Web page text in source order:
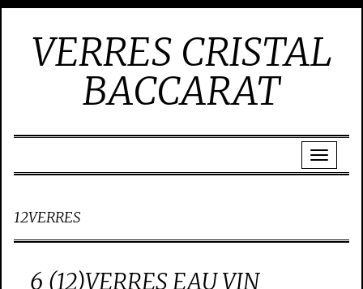
VERRES CRISTAL
BACCARAT
12VERRES
6 (12)VERRES EAU VIN